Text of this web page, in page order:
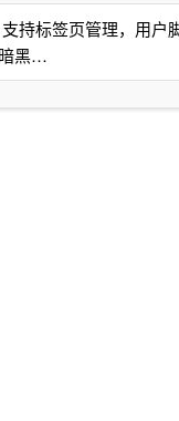
持标签页管理，用户
黑…